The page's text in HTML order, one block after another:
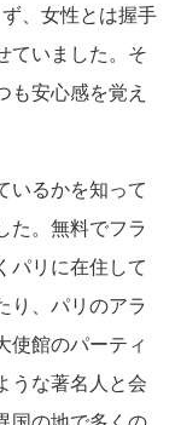
、女性とは握手
ていました。そ
も安心感を覚え
いるかを知って
た。無料でフラ
パリに在住して
り、パリのアラ
使館のパーティ
うな著名人と会